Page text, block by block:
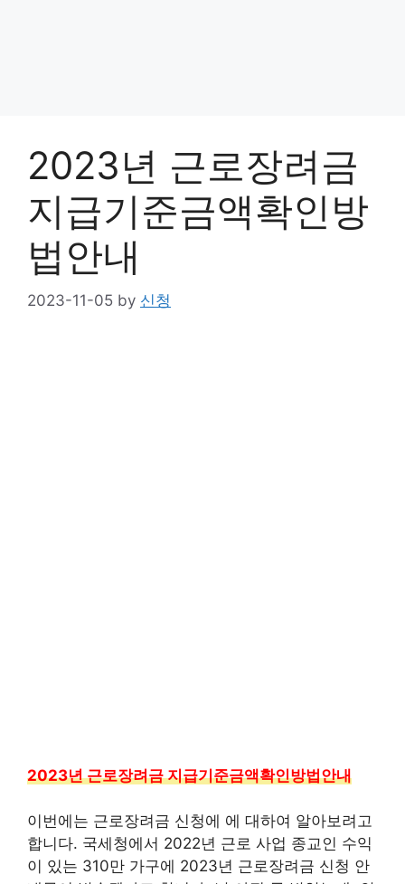
2023년 근로장려금
지급기준금액확인방
법안내
2023-11-05 by 신청
2023년 근로장려금 지급기준금액확인방법안내
이번에는 근로장려금 신청에 에 대하여 알아보려고
합니다. 국세청에서 2022년 근로 사업 종교인 수익
이 있는 310만 가구에 2023년 근로장려금 신청 안